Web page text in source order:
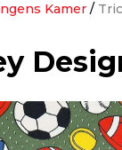
Kamer /